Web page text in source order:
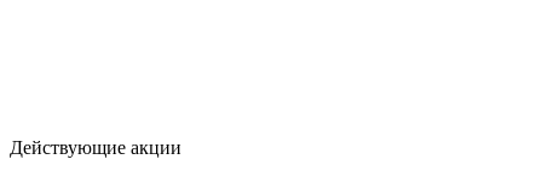
Действующие акции